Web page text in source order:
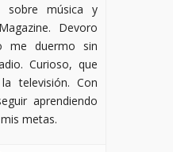
sobre música y
Devoro
me duermo sin
Curioso, que
televisión. Con
aprendiendo
metas.